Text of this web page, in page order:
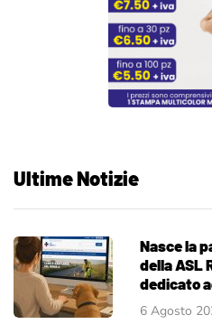
Ultime Notizie
Nasce la
della ASL
dedicato
6 Agosto